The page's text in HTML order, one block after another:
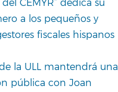
CEMYR” dedica su
a los pequeños y
fiscales hispanos
la ULL mantendrá una
pública con Joan